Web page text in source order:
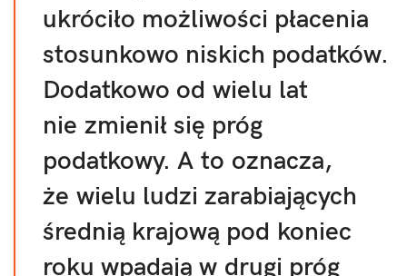
ukróciło możliwości płacenia
stosunkowo niskich podatków.
Dodatkowo od wielu lat
nie zmienił się próg
podatkowy. A to oznacza,
że wielu ludzi zarabiających
średnią krajową pod koniec
roku wpadają w drugi próg